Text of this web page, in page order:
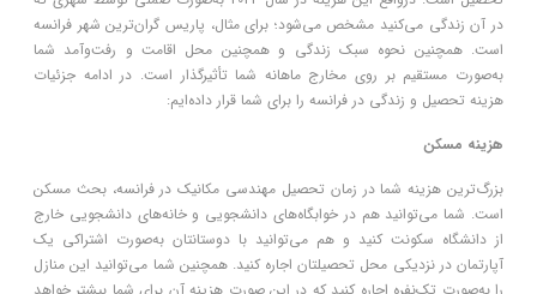
در آن زندگی می‌کنید مشخص می‌شود؛ برای مثال، پاریس گران‌ترین شهر فرانسه
است. همچنین نحوه سبک زندگی و همچنین محل اقامت و رفت‌وآمد شما
به‌صورت مستقیم بر روی مخارج ماهانه شما تأثیرگذار است. در ادامه جزئیات
هزینه تحصیل و زندگی در فرانسه را برای شما قرار داده‌ایم:
هزینه مسکن
بزرگ‌ترین هزینه شما در زمان تحصیل مهندسی مکانیک در فرانسه، بحث مسکن
است. شما می‌توانید هم در خوابگاه‌های دانشجویی و خانه‌های دانشجویی خارج
از دانشگاه سکونت کنید و هم می‌توانید با دوستانتان به‌صورت اشتراکی یک
آپارتمان در نزدیکی محل تحصیلتان اجاره کنید. همچنین شما می‌توانید این منازل